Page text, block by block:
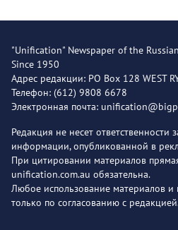
"Unification" Newspaper of the
Since 1950
Адрес редакции: PO Box 128 WEST
Телефон: (612) 9808 6678
Электронная почта:
Редакция не несет ответственности
информации, опубликованной в
При цитировании материалов
unification.com.au обязательна.
Любое использование материалов
только по согласованию с